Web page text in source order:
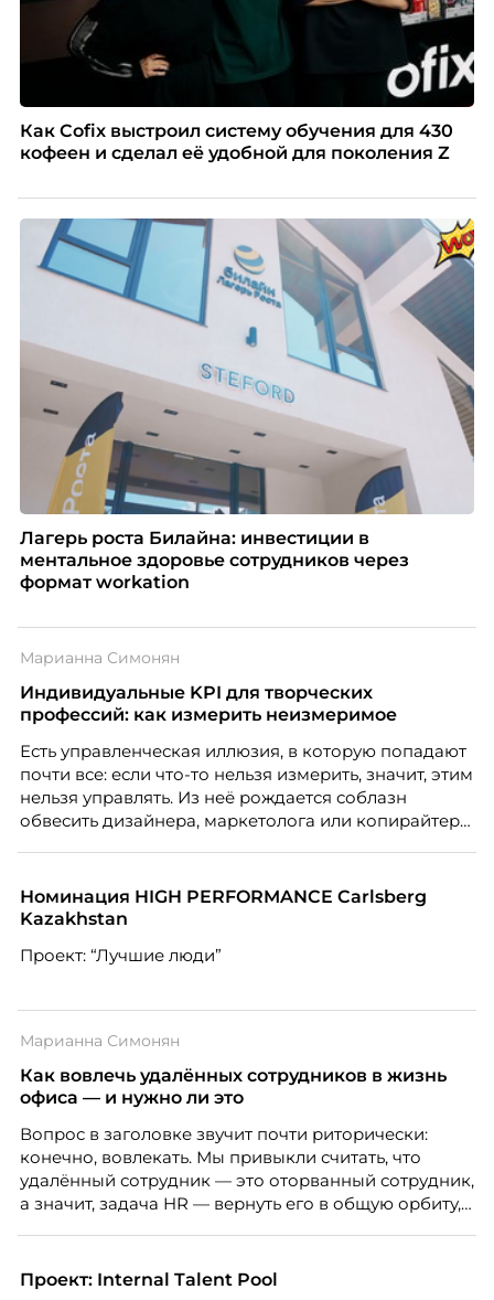
Как Cofix выстроил систему обучения для 430
кофеен и сделал её удобной для поколения Z
Лагерь роста Билайна: инвестиции в
ментальное здоровье сотрудников через
формат workation
Марианна Симонян
Индивидуальные KPI для творческих
профессий: как измерить неизмеримое
Есть управленческая иллюзия, в которую попадают
почти все: если что-то нельзя измерить, значит, этим
нельзя управлять. Из неё рождается соблазн
обвесить дизайнера, маркетолога или копирайтера
Проблема в том, что так мы измеряем не ценность,
а движение. А творческая работа — это тот редкий
совпадать вовсе.
Номинация HIGH PERFORMANCE Carlsberg
Kazakhstan
Проект: “Лучшие люди”
Марианна Симонян
Как вовлечь удалённых сотрудников в жизнь
офиса — и нужно ли это
Вопрос в заголовке звучит почти риторически:
конечно, вовлекать. Мы привыкли считать, что
удалённый сотрудник — это оторванный сотрудник,
а значит, задача HR — вернуть его в общую орбиту,
вовлечения, стоит остановиться на неудобном
Проект: Internal Talent Pool